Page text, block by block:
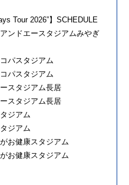
Tour 2026”】SCHEDULE
ドエースタジアムみやぎ
コパスタジアム
コパスタジアム
ースタジアム長居
ースタジアム長居
タジアム
タジアム
がお健康スタジアム
がお健康スタジアム